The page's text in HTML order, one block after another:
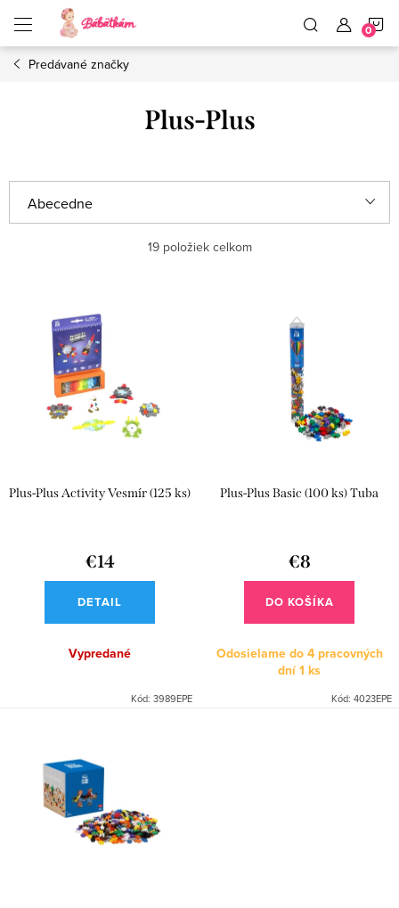
obsah
Predávané značky
Plus-Plus
a
d
Abecedne
Najpredávanejšie
19položiek celkom
o
Plus-Plus Activity Vesmír (125 ks)
€14
DETAIL
Vypredané
Kód: 3989EPE
Plus-Plus Basic (100 ks) Tuba
€8
DO KOŠÍKA
Odosielame do 4 pracovných
dní1 ks
Kód: 4023EPE